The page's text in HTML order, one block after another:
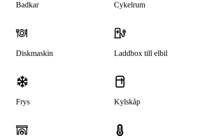
Badkar Cykelrum
Diskmaskin Laddbox till elbil
Frys Kylskåp